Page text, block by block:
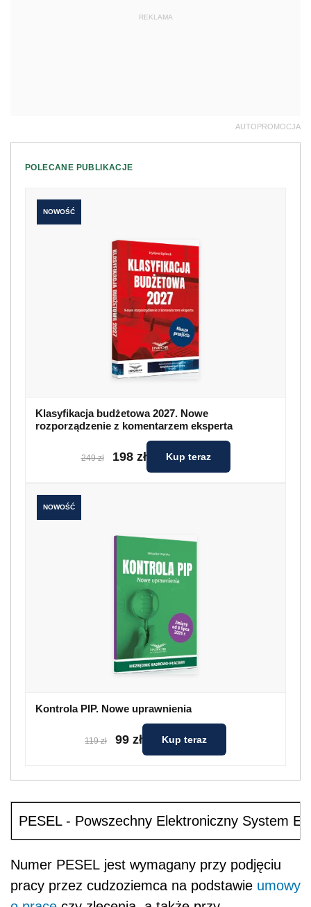
REKLAMA
AUTOPROMOCJA
POLECANE PUBLIKACJE
NOWOŚĆ
Klasyfikacja budżetowa 2027. Nowe
rozporządzenie z komentarzem eksperta
249 zł 198 zł Kup teraz
NOWOŚĆ
Kontrola PIP. Nowe uprawnienia
119 zł 99 zł Kup teraz
PESEL - Powszechny Elektroniczny System
Numer PESEL jest wymagany przy podjęciu
pracy przez cudzoziemca na podstawie umowy